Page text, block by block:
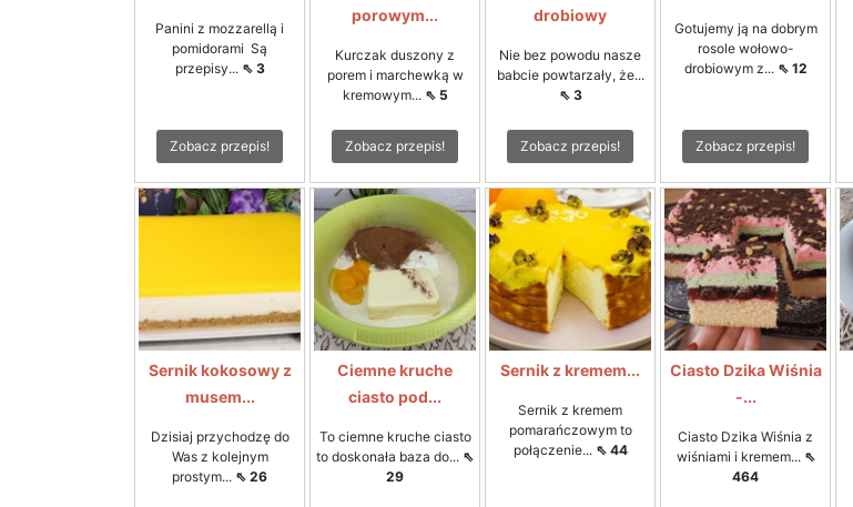
Panini z mozzarellą i
pomidorami Są
przepisy... ⇖ 3
Zobacz przepis!
porowym...
Kurczak duszony z
porem i marchewką w
kremowym... ⇖ 5
Zobacz przepis!
drobiowy
Nie bez powodu nasze
babcie powtarzały, że...
⇖ 3
Zobacz przepis!
Gotujemy ją na dobrym
rosole wołowo-
drobiowym z... ⇖ 12
Zobacz przepis!
Sernik kokosowy z
musem...
Dzisiaj przychodzę do
Was z kolejnym
prostym... ⇖ 26
Ciemne kruche
ciasto pod...
To ciemne kruche ciasto
to doskonała baza do... ⇖
29
Sernik z kremem...
Sernik z kremem
pomarańczowym to
połączenie... ⇖ 44
Ciasto Dzika Wiśnia
-...
Ciasto Dzika Wiśnia z
wiśniami i kremem... ⇖
464